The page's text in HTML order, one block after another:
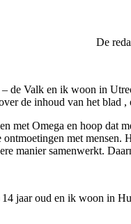
De
de Valk en ik woon in
de inhoud van het blad
met Omega en hoop dat
met mensen.
manier samenwerkt.
jaar oud en ik woon in